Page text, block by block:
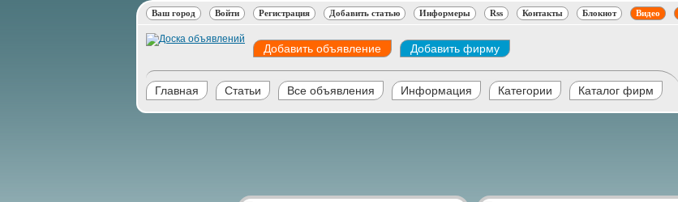
Ваш город Войти Регистрация Добавить статью Информеры Rss Контакты Блокнот Видео
Добавить объявление Добавить фирму
Главная Статьи Все объявления Информация Категории Каталог фирм